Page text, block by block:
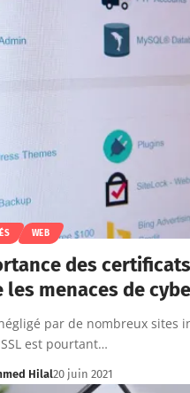
WEB
des
les menaces de
par de nombreux sites
est pourtant…
Hilal20 juin 2021